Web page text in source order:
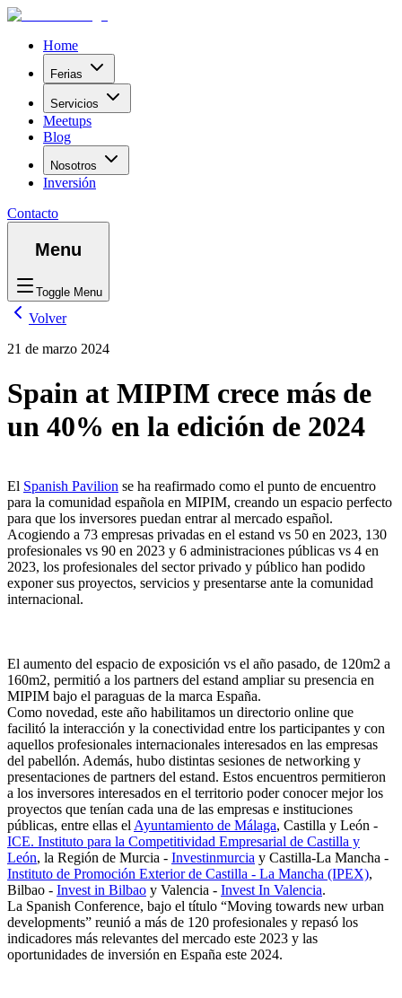
Home
Ferias
Servicios
Meetups
Blog
Nosotros
Inversión
Contacto
Menu
Toggle Menu
Volver
21 de marzo 2024
Spain at MIPIM crece más de
un 40% en la edición de 2024
El Spanish Pavilion se ha reafirmado como el punto de encuentro
para la comunidad española en MIPIM, creando un espacio perfecto
para que los inversores puedan entrar al mercado español.
Acogiendo a 73 empresas privadas en el estand vs 50 en 2023, 130
profesionales vs 90 en 2023 y 6 administraciones públicas vs 4 en
2023, los profesionales del sector privado y público han podido
exponer sus proyectos, servicios y presentarse ante la comunidad
internacional.
El aumento del espacio de exposición vs el año pasado, de 120m2 a
160m2, permitió a los partners del estand ampliar su presencia en
MIPIM bajo el paraguas de la marca España.
Como novedad, este año habilitamos un directorio online que
facilitó la interacción y la conectividad entre los participantes y con
aquellos profesionales internacionales interesados en las empresas
del pabellón. Además, hubo distintas sesiones de networking y
presentaciones de partners del estand. Estos encuentros permitieron
a los inversores interesados en el territorio poder conocer mejor los
proyectos que tenían cada una de las empresas e instituciones
públicas, entre ellas el Ayuntamiento de Málaga, Castilla y León -
ICE. Instituto para la Competitividad Empresarial de Castilla y
León, la Región de Murcia - Investinmurcia y Castilla-La Mancha -
Instituto de Promoción Exterior de Castilla - La Mancha (IPEX),
Bilbao - Invest in Bilbao y Valencia - Invest In Valencia.
La Spanish Conference, bajo el título “Moving towards new urban
developments” reunió a más de 120 profesionales y repasó los
indicadores más relevantes del mercado este 2023 y las
oportunidades de inversión en España este 2024.